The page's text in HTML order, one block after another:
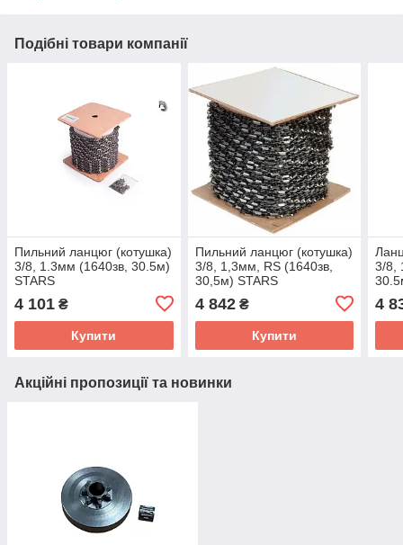
Подібні товари компанії
Пильний ланцюг (котушка)
3/8, 1.3мм (1640зв, 30.5м)
STARS
4 101 ₴
Купити
Пильний ланцюг (котушка)
3/8, 1,3мм, RS (1640зв,
30,5м) STARS
4 842₴
Купити
3/8,
4
Акційні пропозиції та новинки